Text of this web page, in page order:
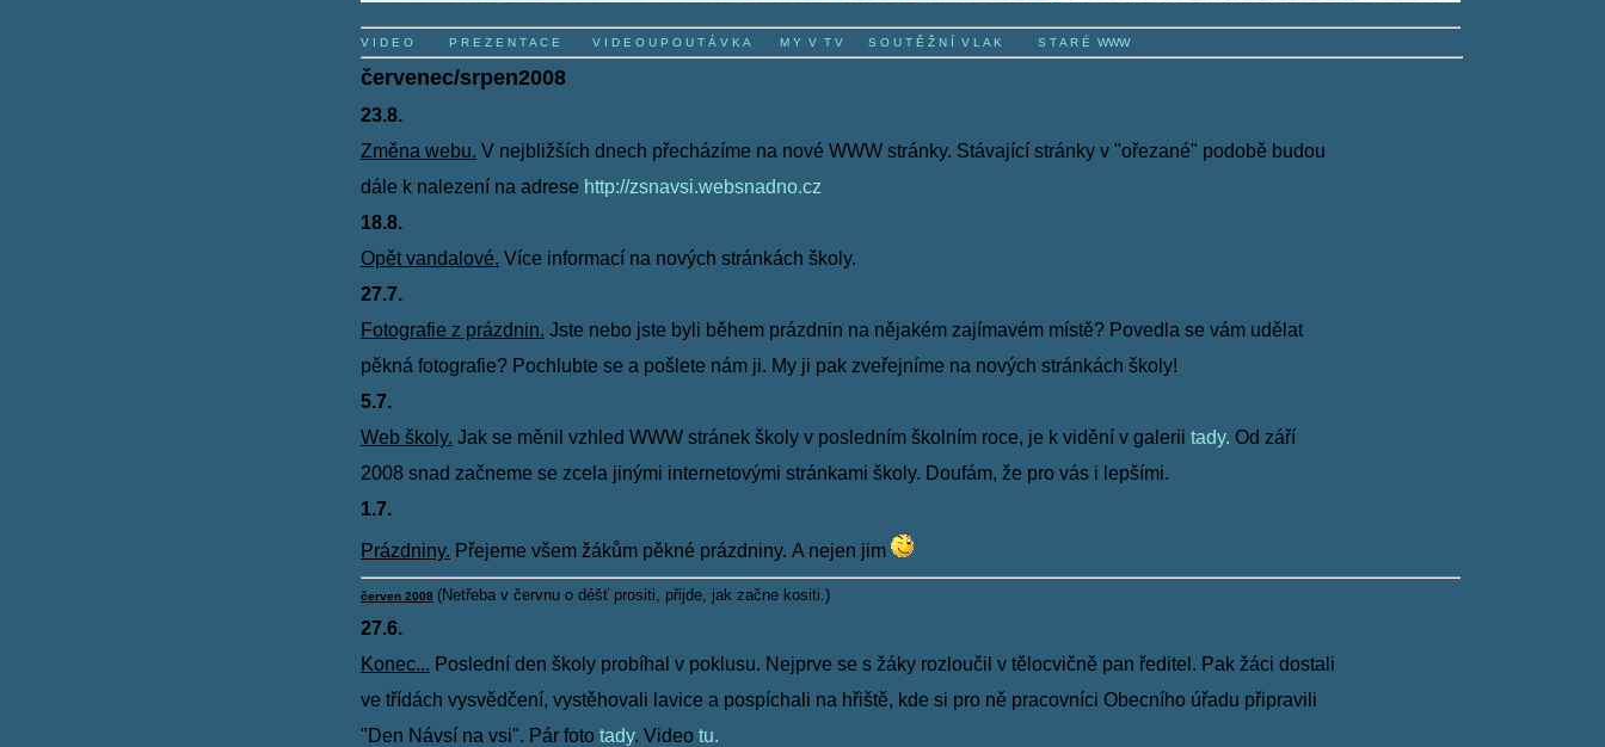
V I D E O P R E Z E N T A C E V I D E O U P O U T Á V K A M Y V T V S O U T Ě Ž N Í V L A K S T A R É WWW
červenec/srpen2008
23.8.
Změna webu. V nejbližších dnech přecházíme na nové WWW stránky. Stávající stránky v "ořezané" podobě budou
dále k nalezení na adrese http://zsnavsi.websnadno.cz
18.8.
Opět vandalové. Více informací na nových stránkách školy.
27.7.
Fotografie z prázdnin. Jste nebo jste byli během prázdnin na nějakém zajímavém místě? Povedla se vám udělat
pěkná fotografie? Pochlubte se a pošlete nám ji. My ji pak zveřejníme na nových stránkách školy!
5.7.
Web školy. Jak se měnil vzhled WWW stránek školy v posledním školním roce, je k vidění v galerii tady. Od září
2008 snad začneme se zcela jinými internetovými stránkami školy. Doufám, že pro vás i lepšími.
1.7.
Prázdniny. Přejeme všem žákům pěkné prázdniny. A nejen jim
červen 2008 (Netřeba v červnu o déšť prositi, přijde, jak začne kositi.)
27.6.
Konec... Poslední den školy probíhal v poklusu. Nejprve se s žáky rozloučil v tělocvičně pan ředitel. Pak žáci dostali
ve třídách vysvědčení, vystěhovali lavice a pospíchali na hřiště, kde si pro ně pracovníci Obecního úřadu připravili
"Den Návsí na vsi". Pár foto tady. Video tu.